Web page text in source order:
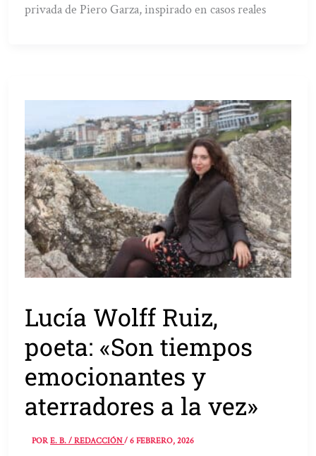
privada de Piero Garza, inspirado en casos reales
Lucía Wolff Ruiz,
poeta: «Son tiempos
emocionantes y
aterradores a la vez»
PORE. B. / REDACCIÓN/6 FEBRERO, 2026